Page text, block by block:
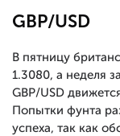
GBP/USD
В пятницу
1.3080, а неделя
GBP/USD
Попытки фунта
успеха, так как